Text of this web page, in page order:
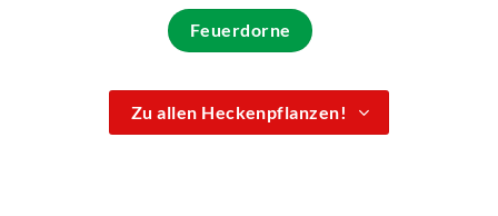
Feuerdorne
Zu allen Heckenpflanzen!